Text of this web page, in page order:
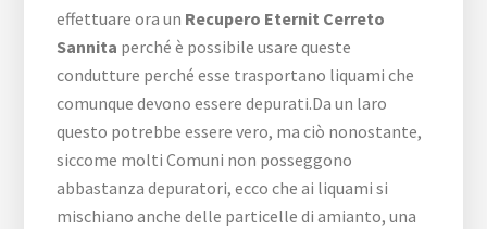
effettuare ora un Recupero Eternit Cerreto
Sannita perché è possibile usare queste
condutture perché esse trasportano liquami che
comunque devono essere depurati.Da un laro
questo potrebbe essere vero, ma ciò nonostante,
siccome molti Comuni non posseggono
abbastanza depuratori, ecco che ai liquami si
mischiano anche delle particelle di amianto, una